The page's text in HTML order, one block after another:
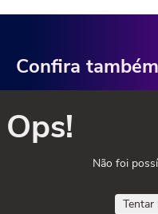
Confira
Ops!
Não foi
Tentar